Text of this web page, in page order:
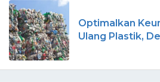
Optimalkan
Ulang Plastik,